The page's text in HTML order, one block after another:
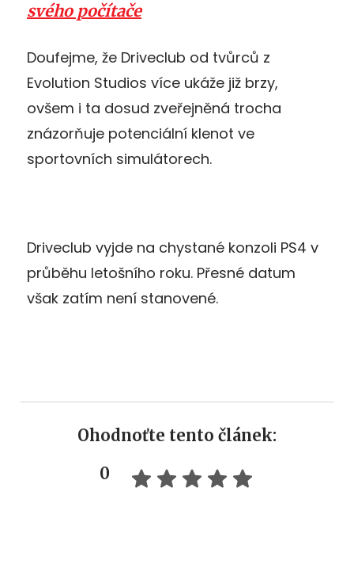
svého počítače
Doufejme, že Driveclub od tvůrců z
Evolution Studios více ukáže již brzy,
ovšem i ta dosud zveřejněná trocha
znázorňuje potenciální klenot ve
sportovních simulátorech.
Driveclub vyjde na chystané konzoli PS4 v
průběhu letošního roku. Přesné datum
však zatím není stanovené.
Ohodnoťte tento článek:
0